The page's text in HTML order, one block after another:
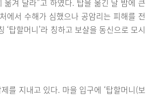
겨 달라”고 하였다. 탑을 옮긴 날 밤에 큰
에서 수해가 심했으나 공암리는 피해를 전
탑할머니’라 칭하고 보살을 동신으로 모시
를 지내고 있다. 마을 입구에 ‘탑할머니(보